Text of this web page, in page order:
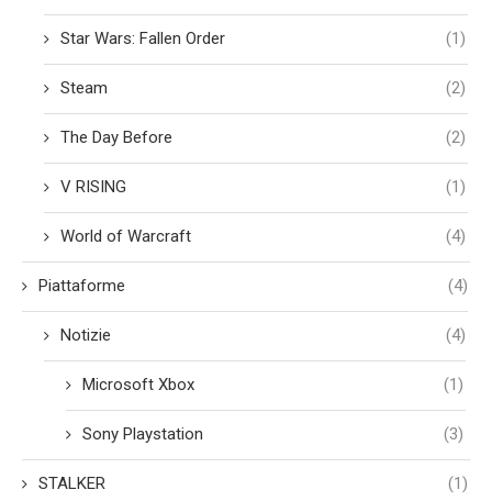
Star Wars: Fallen Order (1)
Steam (2)
The Day Before (2)
V RISING (1)
World of Warcraft (4)
Piattaforme (4)
Notizie (4)
Microsoft Xbox (1)
Sony Playstation (3)
STALKER (1)